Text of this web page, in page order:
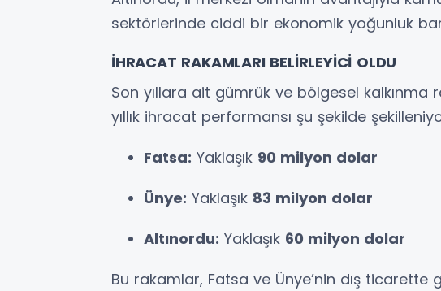
sektörlerinde ciddi bir ekonomik yoğunluk
İHRACAT RAKAMLARI BELİRLEYİCİ OLDU
Son yıllara ait gümrük ve bölgesel kalkınma
yıllık ihracat performansı şu şekilde
Fatsa: Yaklaşık 90 milyon dolar
Ünye: Yaklaşık 83 milyon dolar
Altınordu: Yaklaşık 60 milyon dolar
Bu rakamlar, Fatsa ve Ünye’nin dış ticarette